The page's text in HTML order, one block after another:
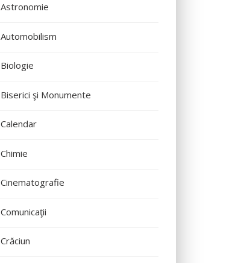
Astronomie
Automobilism
Biologie
Biserici şi Monumente
Calendar
Chimie
Cinematografie
Comunicaţii
Crăciun